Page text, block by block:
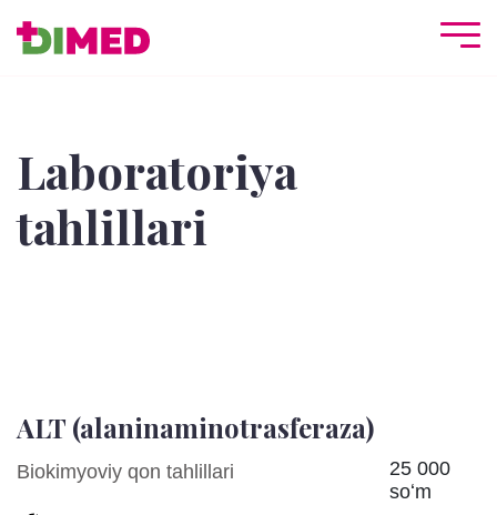
Laboratoriya
tahlillari
ALT (alaninaminotrasferaza)
Biokimyoviy qon tahlillari
25 000
soʻm